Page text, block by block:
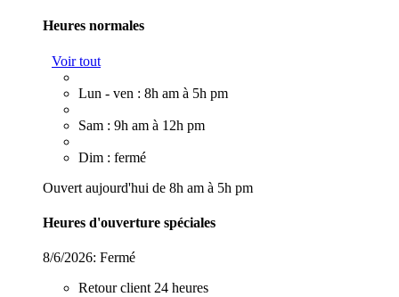
Heures normales
Voir tout
Lun - ven : 8h am à 5h pm
Sam : 9h am à 12h pm
Dim : fermé
Ouvert aujourd'hui de 8h am à 5h pm
Heures d'ouverture spéciales
8/6/2026: Fermé
Retour client 24 heures